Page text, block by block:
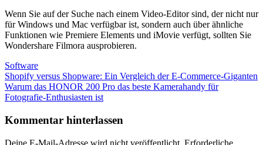
Wenn Sie auf der Suche nach einem Video-Editor sind, der nicht nur
für Windows und Mac verfügbar ist, sondern auch über ähnliche
Funktionen wie Premiere Elements und iMovie verfügt, sollten Sie
Wondershare Filmora ausprobieren.
Software
Beitragsnavigation
Vorheriger
Beitrag:
Shopify versus Shopware: Ein Vergleich der E-Commerce-Giganten
Nächster
Beitrag:
Warum das HONOR 200 Pro das beste Kamerahandy für
Fotografie-Enthusiasten ist
Kommentar hinterlassen
Deine E-Mail-Adresse wird nicht veröffentlicht. Erforderliche